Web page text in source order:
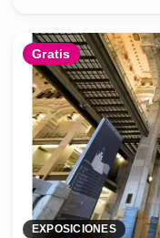
Gratis
EXPOSICIONES